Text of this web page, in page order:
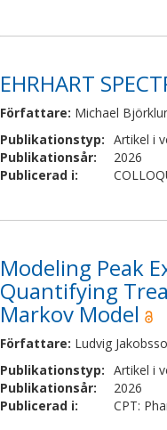
EHRHART
Författare: Michael
Publikationstyp: Artikel i
Publikationsår:
2026
Publicerad i:
Modeling Peak
Quantifying
Markov Model
Författare: Ludvig
Publikationstyp: Artikel i
Publikationsår:
2026
Publicerad i: CPT: